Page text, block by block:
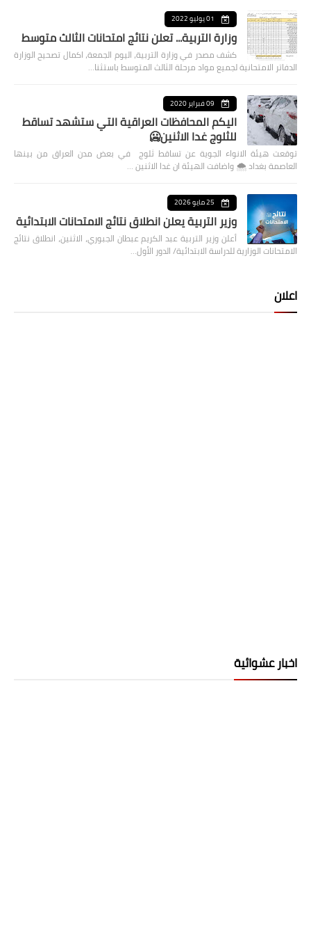
01 يوليو 2022
وزارة التربية... تعلن نتائج امتحانات الثالث متوسط
كشف مصدر في وزارة التربية، اليوم الجمعة، اكمال تصحيح الوزارة
الدفاتر الامتحانية لجميع مواد مرحلة الثالث المتوسط باستثنا…
09 فبراير 2020
اليكم المحافظات العراقية التي ستشهد تساقط
للثلوج غدا الاثنين🥶
توقعت هيئة الانواء الجوية عن تساقط ثلوج في بعض مدن العراق من بينها
العاصمة بغداد ⁦🌨️⁩ واضافت الهيئة ان غدا الاثنين …
25 مايو 2026
وزير التربية يعلن انطلاق نتائج الامتحانات الابتدائية
أعلن وزير التربية عبد الكريم عبطان الجبوري، الاثنين، انطلاق نتائج
الامتحانات الوزارية للدراسة الابتدائية/ الدور الأول…
اعلان
اخبار عشوائية